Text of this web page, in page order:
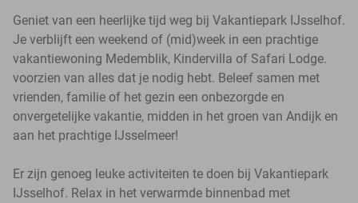
Geniet van een heerlijke tijd weg bij Vakantiepark IJsselhof.
Je verblijft een weekend of (mid)week in een prachtige
vakantiewoning Medemblik, Kindervilla of Safari Lodge.
voorzien van alles dat je nodig hebt. Beleef samen met
vrienden, familie of het gezin een onbezorgde en
onvergetelijke vakantie, midden in het groen van Andijk en
aan het prachtige IJsselmeer!
Er zijn genoeg leuke activiteiten te doen bij Vakantiepark
IJsselhof. Relax in het verwarmde binnenbad met